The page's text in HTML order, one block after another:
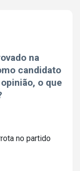
na
candidato
o que
no partido